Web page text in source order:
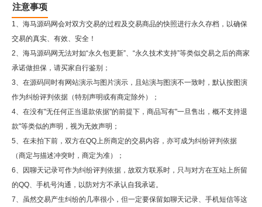
注意事项
1、海马源码网会对双方交易的过程及交易商品的快照进行永久存档，以确保
交易的真实、有效、安全！
2、 海马源码网无法对如“永久包更新”、“永久技术支持”等类似交易之后的商家
承诺做担保，请买家自行鉴别；
3、在源码同时有网站演示与图片演示，且站演与图演不一致时，默认按图演
作为纠纷评判依据（特别声明或有商定除外）；
4、在没有"无任何正当退款依据"的前提下，商品写有"一旦售出，概不支持退
款"等类似的声明，视为无效声明；
5、在未拍下前，双方在QQ上所商定的交易内容，亦可成为纠纷评判依据
（商定与描述冲突时，商定为准）；
6、因聊天记录可作为纠纷评判依据，故双方联系时，只与对方在互站上所留
的QQ、手机号沟通，以防对方不承认自我承诺。
7、虽然交易产生纠纷的几率很小，但一定要保留如聊天记录、手机短信等这